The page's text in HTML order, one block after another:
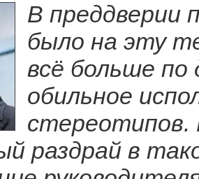
В преддверии
было на эту
всё больше
обильное
стереотипов.
раздрай в